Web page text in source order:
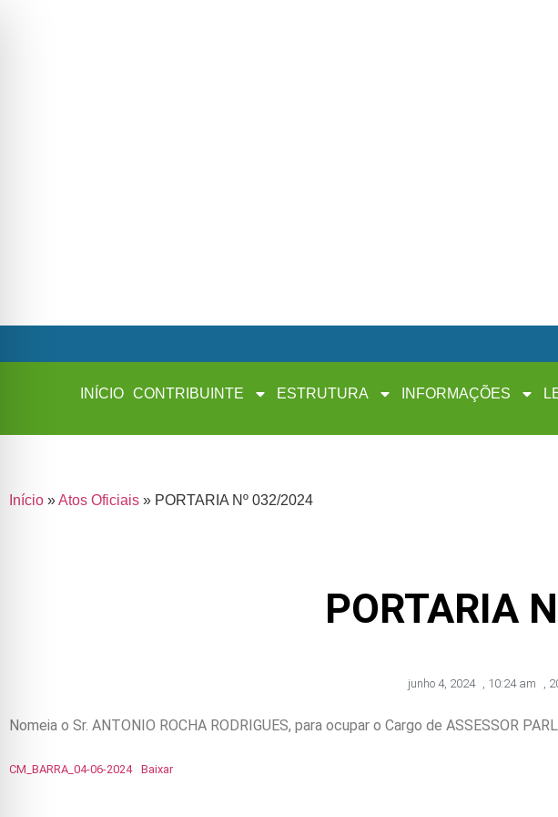
INÍCIO CONTRIBUINTE ESTRUTURA INFORMAÇÕES
Início »Atos Oficiais » PORTARIA Nº 032/2024
PORTARIA
junho 4, 2024 , 10:24 am ,
Nomeia o Sr. ANTONIO ROCHA RODRIGUES, para ocupar o Cargo de ASSESSOR
CM_BARRA_04-06-2024 Baixar